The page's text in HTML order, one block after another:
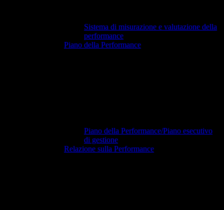
Sistema di misurazione e valutazione della
performance
Piano della Performance
Piano della Performance/Piano esecutivo
di gestione
Relazione sulla Performance